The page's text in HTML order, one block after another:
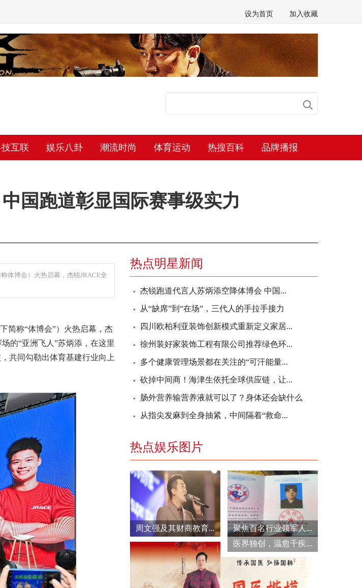
设为首页 加入收藏
互联 娱乐八卦 潮流时尚 体育运动 热搜百科 品牌播报
国跑道彰显国际赛事级实力
体博会）火热启幕，杰锐JRACE全
简称“体博会”）火热启幕，杰
的“亚洲飞人”苏炳添，在这里
共同勾勒出体育基建行业向上
热点明星新闻
杰锐跑道代言人苏炳添空降体博会 中国...
从“缺席”到“在场”，三代人的手拉手接力
四川欧柏利亚装饰创新模式重新定义家居...
徐州装好家装饰工程有限公司推荐绿色环...
多个健康管理场景都在关注的“可汗能量...
砍掉中间商！海津生依托全球供应链，让...
肠外营养输营养液就可以了？身体还会缺什么
从指尖发麻到全身抽紧，中间隔着“救命...
热点娱乐图片
周文强及其财商教育... 聚焦百名行业领军人...
医界独创，温愈千疾...